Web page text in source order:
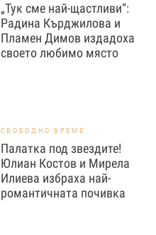
„Тук сме най-щастливи“:
Радина Кърджилова и
Пламен Димов издадоха
своето любимо място
СВОБОДНО ВРЕМЕ
Палатка под звездите!
Юлиан Костов и Мирела
Илиева избраха най-
романтичната почивка